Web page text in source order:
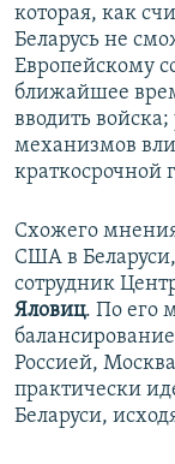
которая, как
Беларусь не
Европейскому
ближайшее
вводить
механизмов
краткосрочной
Схожего
США в
сотрудник
Яловиц. По его
Россией,
практически
Беларуси,